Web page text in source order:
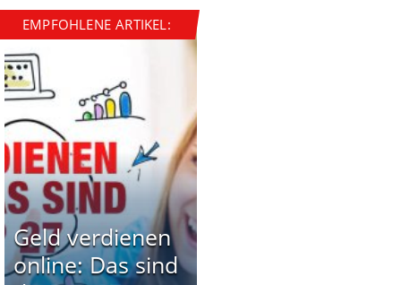
EMPFOHLENE ARTIKEL:
Geld verdienen
online: Das sind